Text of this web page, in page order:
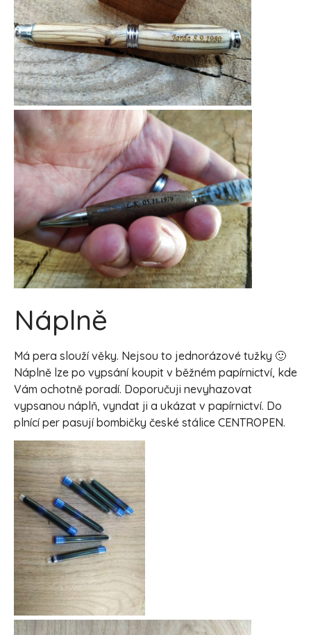
Náplně
Má pera slouží věky. Nejsou to jednorázové tužky 🙂
Náplně lze po vypsání koupit v běžném papírnictví, kde
Vám ochotně poradí. Doporučuji nevyhazovat
vypsanou náplň, vyndat ji a ukázat v papírnictví. Do
plnící per pasují bombičky české stálice CENTROPEN.